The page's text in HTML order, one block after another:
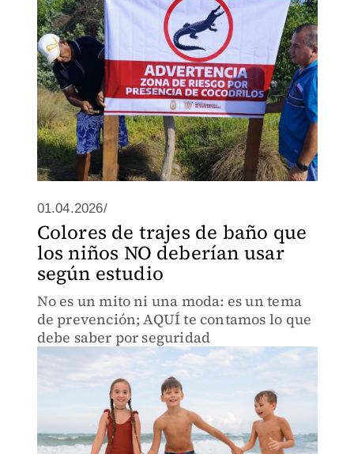
01.04.2026/
Colores de trajes de baño que
los niños NO deberían usar
según estudio
No es un mito ni una moda: es un tema
de prevención; AQUÍ te contamos lo que
debe saber por seguridad